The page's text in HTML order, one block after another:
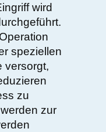
wird
speziellen
versorgt,
zu
zur